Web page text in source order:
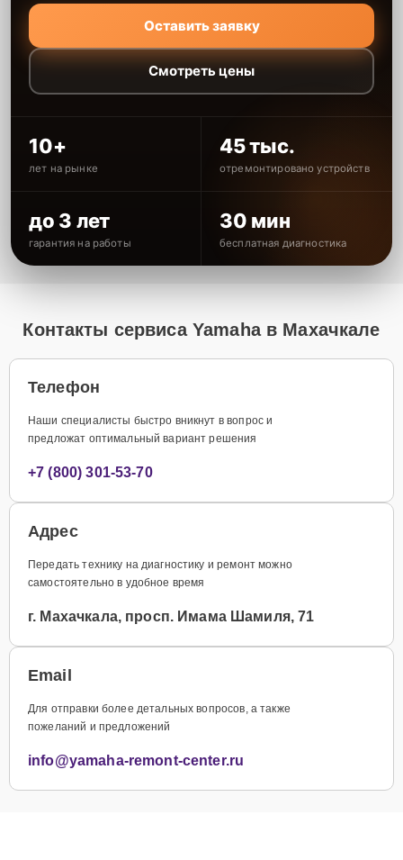
Оставить заявку
Смотреть цены
10+
лет на рынке
45 тыс.
отремонтировано устройств
до 3 лет
гарантия на работы
30 мин
бесплатная диагностика
Контакты сервиса Yamaha в Махачкале
Телефон
Наши специалисты быстро вникнут в вопрос и
предложат оптимальный вариант решения
+7 (800) 301-53-70
Адрес
Передать технику на диагностику и ремонт можно
самостоятельно в удобное время
г. Махачкала, просп. Имама Шамиля, 71
Email
Для отправки более детальных вопросов, а также
пожеланий и предложений
info@yamaha-remont-center.ru